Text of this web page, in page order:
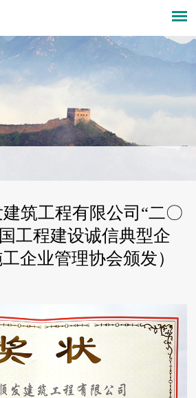
筑工程有限公司“二〇
工程建设诚信典型企
企业管理协会颁发）